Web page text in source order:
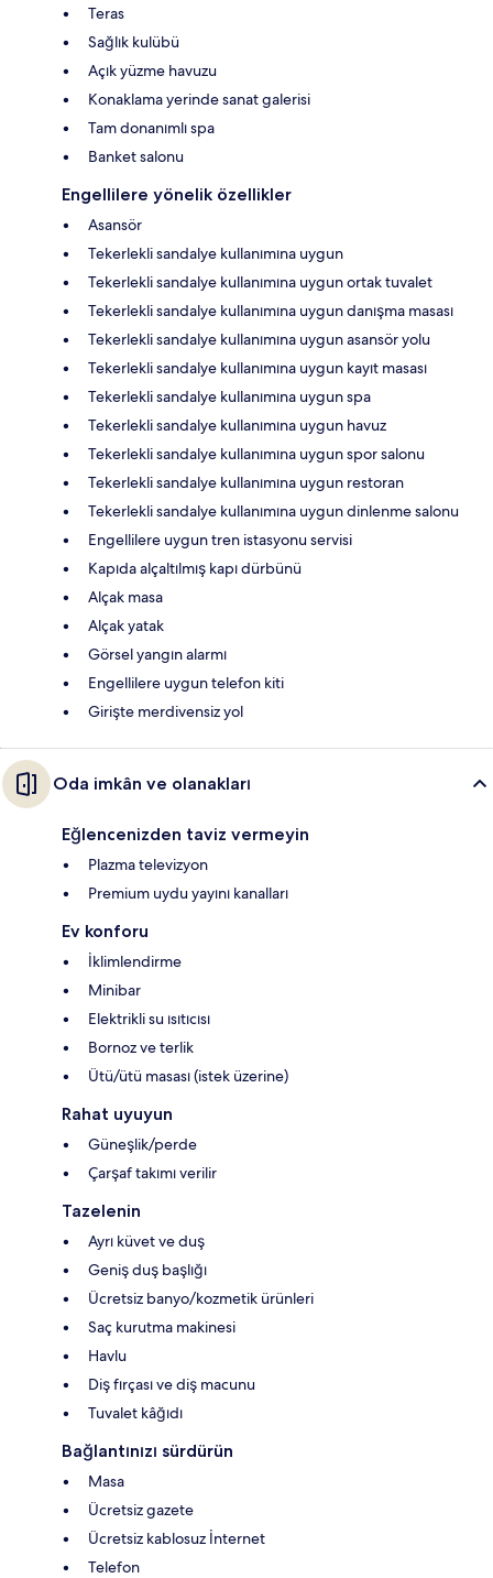
Teras
Sağlık kulübü
Açık yüzme havuzu
Konaklama yerinde sanat galerisi
Tam donanımlı spa
Banket salonu
Engellilere yönelik özellikler
Asansör
Tekerlekli sandalye kullanımına uygun
Tekerlekli sandalye kullanımına uygun ortak tuvalet
Tekerlekli sandalye kullanımına uygun danışma masası
Tekerlekli sandalye kullanımına uygun asansör yolu
Tekerlekli sandalye kullanımına uygun kayıt masası
Tekerlekli sandalye kullanımına uygun spa
Tekerlekli sandalye kullanımına uygun havuz
Tekerlekli sandalye kullanımına uygun spor salonu
Tekerlekli sandalye kullanımına uygun restoran
Tekerlekli sandalye kullanımına uygun dinlenme salonu
Engellilere uygun tren istasyonu servisi
Kapıda alçaltılmış kapı dürbünü
Alçak masa
Alçak yatak
Görsel yangın alarmı
Engellilere uygun telefon kiti
Girişte merdivensiz yol
Oda imkân ve olanakları
Eğlencenizden taviz vermeyin
Plazma televizyon
Premium uydu yayını kanalları
Ev konforu
İklimlendirme
Minibar
Elektrikli su ısıtıcısı
Bornoz ve terlik
Ütü/ütü masası (istek üzerine)
Rahat uyuyun
Güneşlik/perde
Çarşaf takımı verilir
Tazelenin
Ayrı küvet ve duş
Geniş duş başlığı
Ücretsiz banyo/kozmetik ürünleri
Saç kurutma makinesi
Havlu
Diş fırçası ve diş macunu
Tuvalet kâğıdı
Bağlantınızı sürdürün
Masa
Ücretsiz gazete
Ücretsiz kablosuz İnternet
Telefon